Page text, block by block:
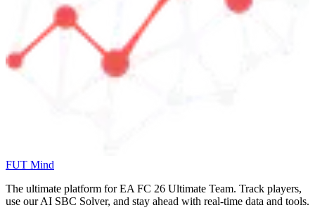
FUT Mind
The ultimate platform for EA FC 26 Ultimate Team. Track players,
use our AI SBC Solver, and stay ahead with real-time data and tools.